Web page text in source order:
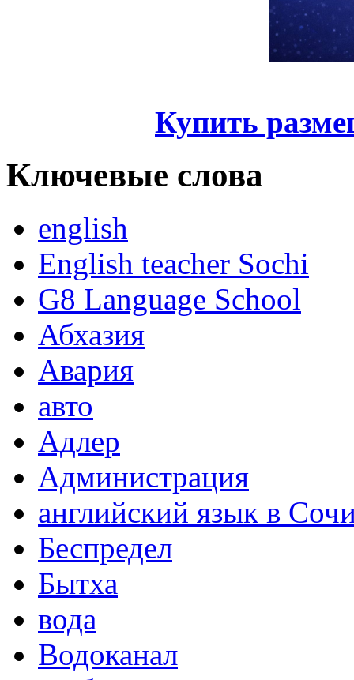
Купить
Ключевые слова
english
English teacher Sochi
G8 Language School
Абхазия
Авария
авто
Адлер
Администрация
английский язык в
Беспредел
Бытха
вода
Водоканал